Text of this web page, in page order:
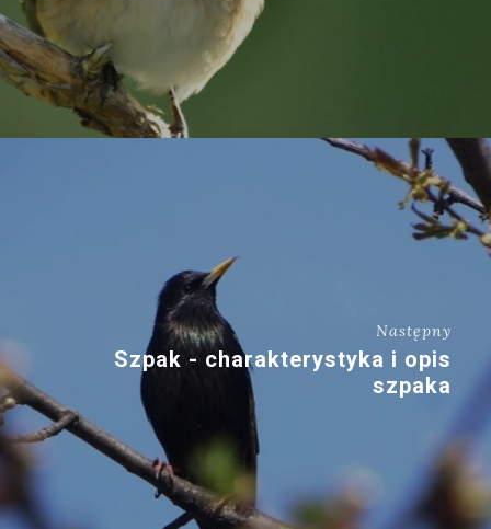
Następny
Szpak - charakterystyka i opis
szpaka